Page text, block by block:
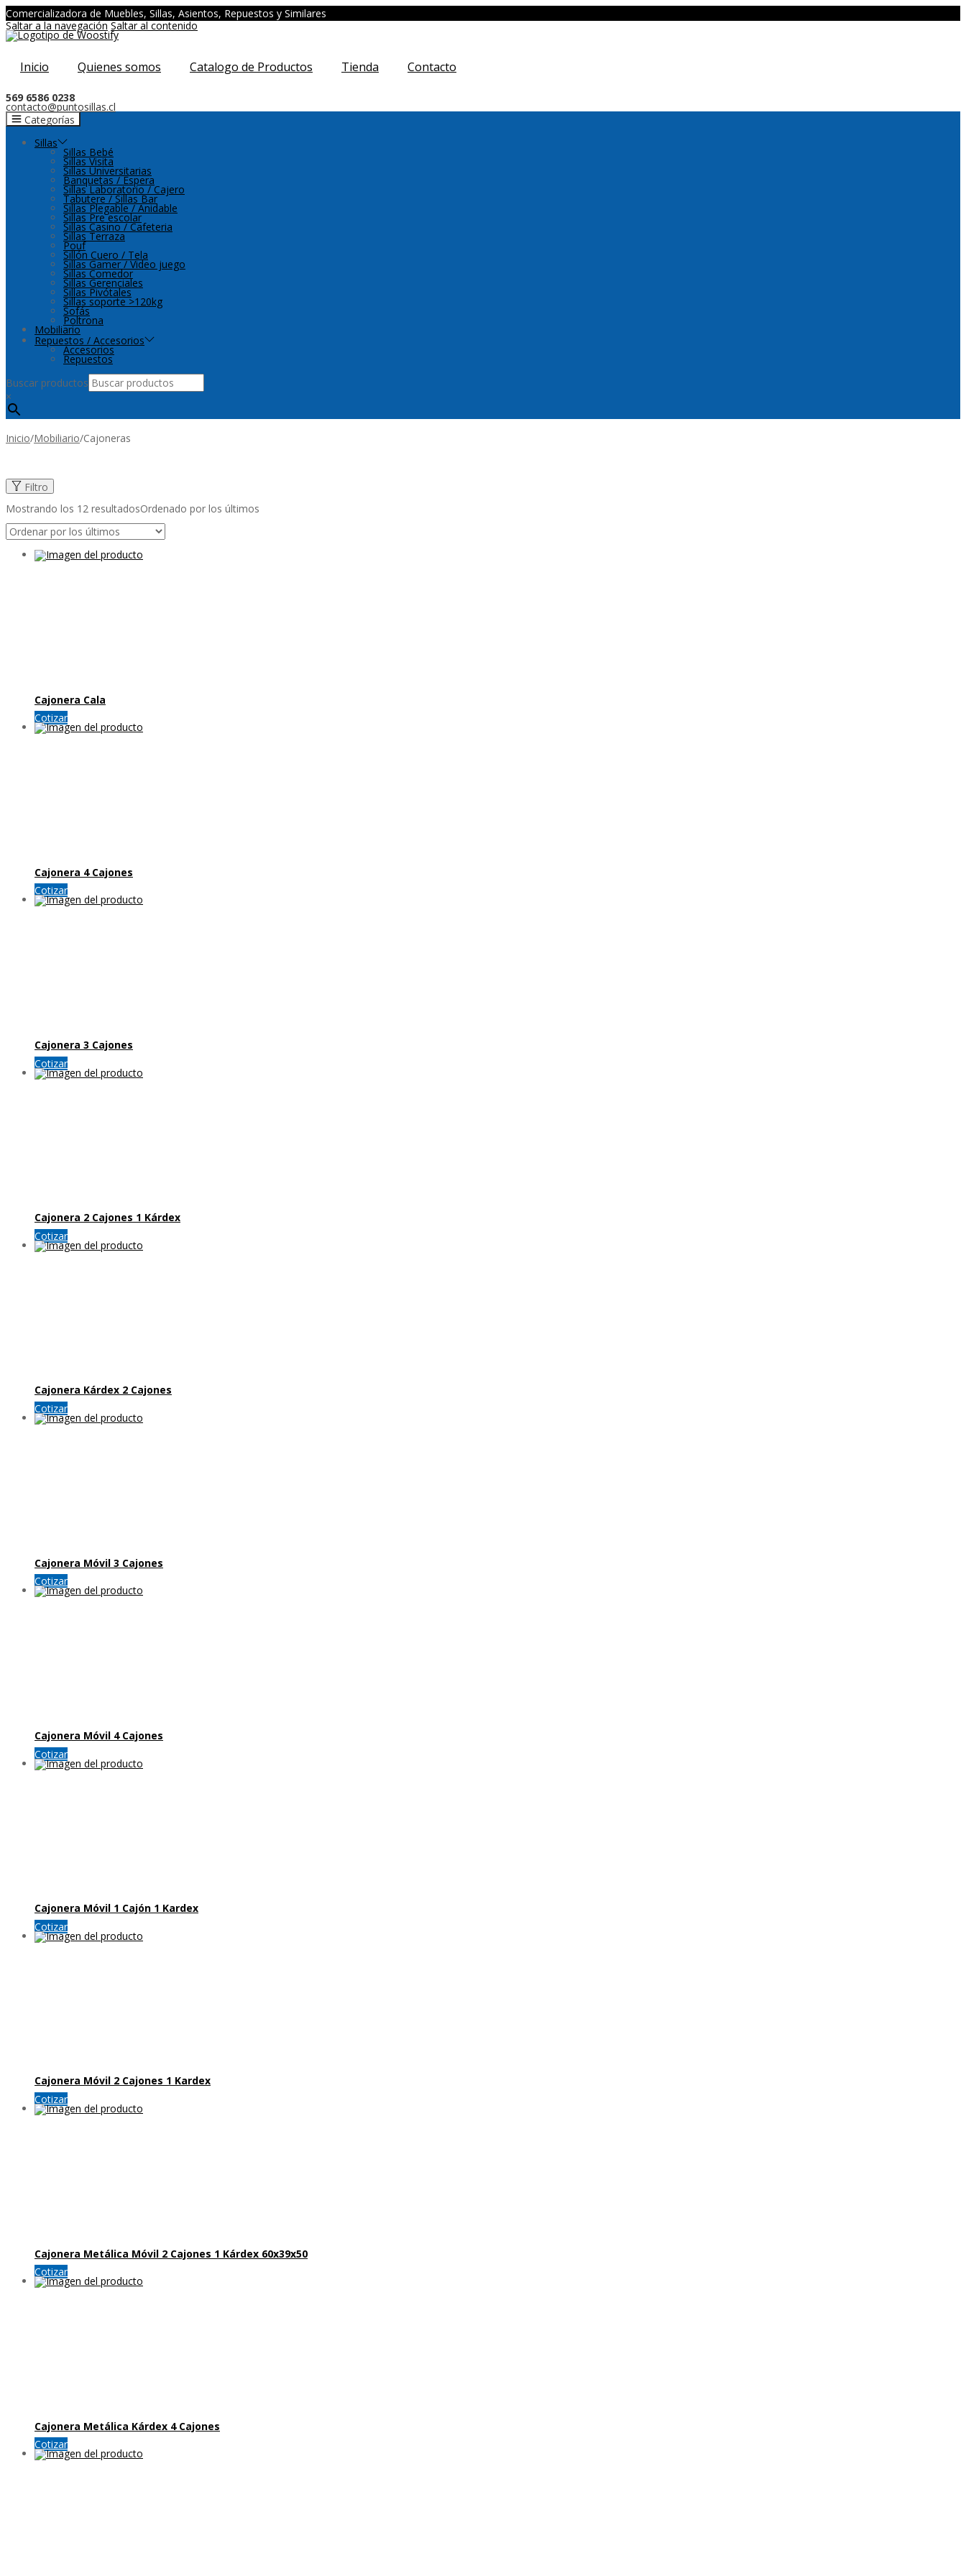
Comercializadora de Muebles, Sillas, Asientos, Repuestos y Similares
Saltar a la navegación Saltar al contenido
Inicio Quienes somos Catalogo de Productos Tienda Contacto
569 6586 0238
contacto@puntosillas.cl
Categorías
Sillas
Sillas Bebé
Sillas Visita
Sillas Universitarias
Banquetas / Espera
Sillas Laboratorio / Cajero
Tabutere / Sillas Bar
Sillas Plegable / Anidable
Sillas Pre escolar
Sillas Casino / Cafeteria
Sillas Terraza
Pouf
Sillón Cuero / Tela
Sillas Gamer / Video juego
Sillas Comedor
Sillas Gerenciales
Sillas Pivótales
Sillas soporte >120kg
Sofás
Poltrona
Mobiliario
Repuestos / Accesorios
Accesorios
Repuestos
Buscar productos
×
Inicio/Mobiliario/Cajoneras
Filtro
Mostrando los 12 resultadosOrdenado por los últimos
Cajonera Cala
Cotizar
Cajonera 4 Cajones
Cotizar
Cajonera 3 Cajones
Cotizar
Cajonera 2 Cajones 1 Kárdex
Cotizar
Cajonera Kárdex 2 Cajones
Cotizar
Cajonera Móvil 3 Cajones
Cotizar
Cajonera Móvil 4 Cajones
Cotizar
Cajonera Móvil 1 Cajón 1 Kardex
Cotizar
Cajonera Móvil 2 Cajones 1 Kardex
Cotizar
Cajonera Metálica Móvil 2 Cajones 1 Kárdex 60x39x50
Cotizar
Cajonera Metálica Kárdex 4 Cajones
Cotizar